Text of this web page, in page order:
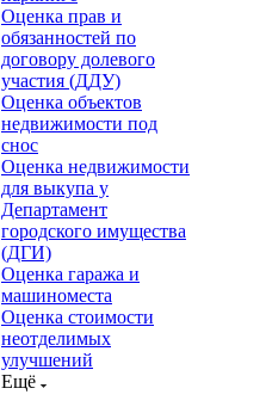
Оценка прав и
обязанностей по
договору долевого
участия (ДДУ)
Оценка объектов
недвижимости под
снос
Оценка недвижимости
для выкупа у
Департамент
городского имущества
(ДГИ)
Оценка гаража и
машиноместа
Оценка стоимости
неотделимых
улучшений
Ещё